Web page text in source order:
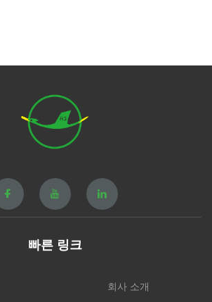
빠른 링크
회사 소개